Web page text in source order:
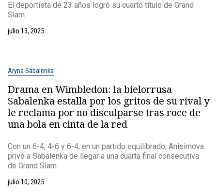
El deportista de 23 años logró su cuarto título de Grand
Slam.
julio 13, 2025
Aryna Sabalenka
Drama en Wimbledon: la bielorrusa
Sabalenka estalla por los gritos de su rival y
le reclama por no disculparse tras roce de
una bola en cinta de la red
Con un 6-4, 4-6 y 6-4, en un partido equilibrado, Anisimova
privó a Sabalenka de llegar a una cuarta final consecutiva
de Grand Slam.
julio 10, 2025